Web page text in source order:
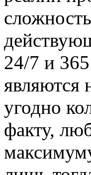
24/7 и
являются
угодно
факту,